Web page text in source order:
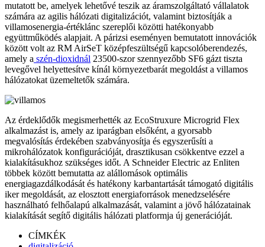
mutatott be, amelyek lehetővé teszik az áramszolgáltató vállalatok
számára az agilis hálózati digitalizációt, valamint biztosítják a
villamosenergia-értéklánc szereplői közötti hatékonyabb
együttműködés alapjait. A párizsi eseményen bemutatott innovációk
között volt az RM AirSeT középfeszültségű kapcsolóberendezés,
amely a szén-dioxidnál 23500-szor szennyezőbb SF6 gázt tiszta
levegővel helyettesítve kínál környezetbarát megoldást a villamos
hálózatokat üzemeltetők számára.
Az érdeklődők megismerhették az EcoStruxure Microgrid Flex
alkalmazást is, amely az iparágban elsőként, a gyorsabb
megvalósítás érdekében szabványosítja és egyszerűsíti a
mikrohálózatok konfigurációját, drasztikusan csökkentve ezzel a
kialakításukhoz szükséges időt. A Schneider Electric az Enliten
többek között bemutatta az alállomások optimális
energiagazdálkodását és hatékony karbantartását támogató digitális
iker megoldását, az elosztott energiaforrások menedzselésére
használható felhőalapú alkalmazását, valamint a jövő hálózatainak
kialakítását segítő digitális hálózati platformja új generációját.
CÍMKÉK